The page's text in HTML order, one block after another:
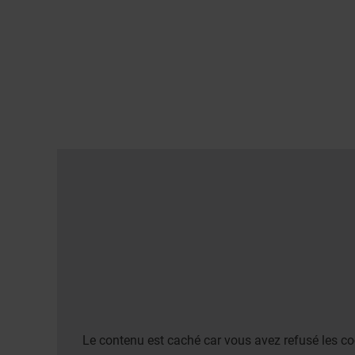
Le contenu est caché car vous avez refusé les